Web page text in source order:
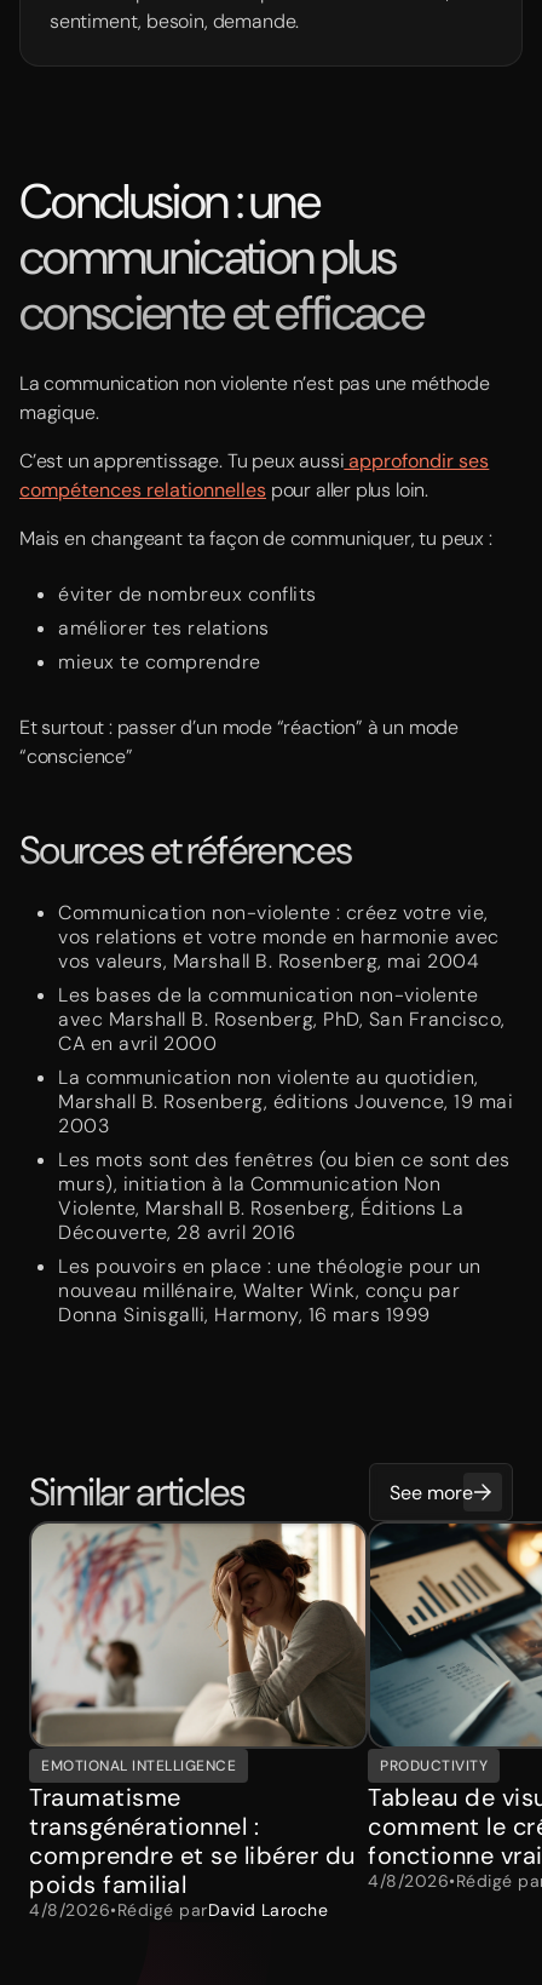
sentiment, besoin, demande.
Conclusion : une
communication plus
consciente et efficace
La communication non violente n’est pas une méthode
magique.
C’est un apprentissage. Tu peux aussiapprofondir ses
compétences relationnelles pour aller plus loin.
Mais en changeant ta façon de communiquer, tu peux :
éviter de nombreux conflits
améliorer tes relations
mieux te comprendre
Et surtout : passer d’un mode “réaction” à un mode
“conscience”
Sources et références
Communication non-violente : créez votre vie,
vos relations et votre monde en harmonie avec
vos valeurs, Marshall B. Rosenberg, mai 2004
Les bases de la communication non-violente
avec Marshall B. Rosenberg, PhD, San Francisco,
CA en avril 2000
La communication non violente au quotidien,
Marshall B. Rosenberg, éditions Jouvence, 19 mai
2003
Les mots sont des fenêtres (ou bien ce sont des
murs), initiation à la Communication Non
Violente, Marshall B. Rosenberg, Éditions La
Découverte, 28 avril 2016
Les pouvoirs en place : une théologie pour un
nouveau millénaire, Walter Wink, conçu par
Donna Sinisgalli, Harmony, 16 mars 1999
Similar articles See more
EMOTIONAL INTELLIGENCE
Traumatisme
transgénérationnel :
comprendre et se libérer du
poids familial
4/8/2026•Rédigé parDavid Laroche
PRODUCTIVITY
Tableau de
comment le
fonctionne
4/8/2026•Rédigé